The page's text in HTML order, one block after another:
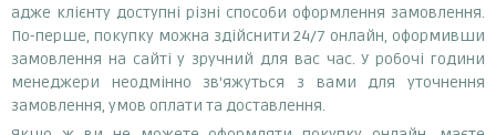
адже клієнту доступні різні способи оформлення замовлення.
По-перше, покупку можна здійснити 24/7 онлайн, оформивши
замовлення на сайті у зручний для вас час. У робочі години
менеджери неодмінно зв'яжуться з вами для уточнення
замовлення, умов оплати та доставлення.